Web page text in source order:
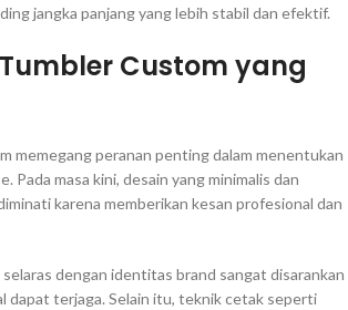
jangka panjang yang lebih stabil dan efektif.
Custom yang
memegang peranan penting dalam menentukan
Pada masa kini, desain yang minimalis dan
karena memberikan kesan profesional dan
selaras dengan identitas brand sangat disarankan
dapat terjaga. Selain itu, teknik cetak seperti